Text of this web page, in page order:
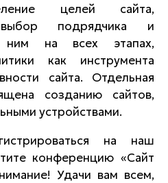
целей сайта,
выбор подрядчика и
ним на всех этапах,
как инструмента
сайта. Отдельная
созданию сайтов,
устройствами.
на наш
конференцию «Сайт
Удачи вам всем,